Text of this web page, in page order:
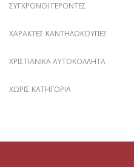
ΣΎΓΧΡΟΝΟΙ ΓΈΡΟΝΤΕΣ
ΧΑΡΑΚΤΈΣ ΚΑΝΤΗΛΌΚΟΥΠΕΣ
ΧΡΙΣΤΙΑΝΙΚΆ ΑΥΤΟΚΌΛΛΗΤΑ
ΧΩΡΊΣ ΚΑΤΗΓΟΡΊΑ